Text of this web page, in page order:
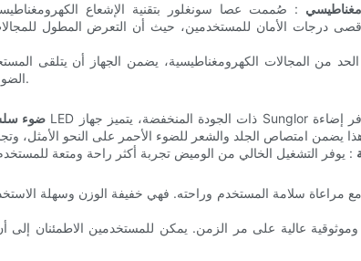
: صُممت عصا سونغلور بتقنية الإشعاع
درجات الأمان للمستخدمين، حيث أن التعرض المطول
من المجالات الكهرومغناطيسية، يضمن الجهاز أن يتلقى
الضوء، دون أي إشعاع كهرومغناطيسي ضار.
ضوء
مراعاة سلامة المستخدم وراحته. فهي خفيفة الوزن وسهلة